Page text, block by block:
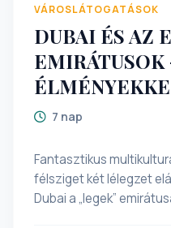
VÁROSLÁTOGATÁSOK
DUBAI ÉS AZ
EMIRÁTUSOK
7 nap
Fantasztikus
félsziget két lélegzet
Dubai a „legek”